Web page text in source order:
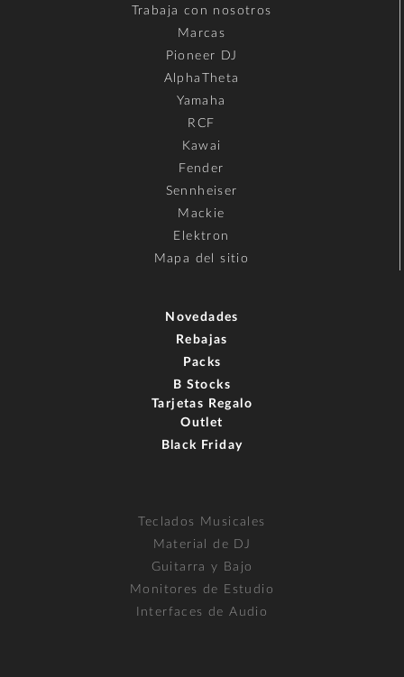
Trabaja con nosotros
Marcas
Pioneer DJ
AlphaTheta
Yamaha
RCF
Kawai
Fender
Sennheiser
Mackie
Elektron
Mapa del sitio
Novedades
Rebajas
Packs
B Stocks
Tarjetas Regalo
Outlet
Black Friday
Teclados Musicales
Material de DJ
Guitarra y Bajo
Monitores de Estudio
Interfaces de Audio